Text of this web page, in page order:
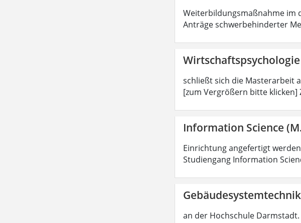
Weiterbildungsmaßnahme im
Anträge schwerbehinderter
Wirtschaftspsychologie
schließt sich die Masterarbeit
[zum Vergrößern bitte klicken]
Information Science
Einrichtung angefertigt
Studiengang Information
an der Hochschule